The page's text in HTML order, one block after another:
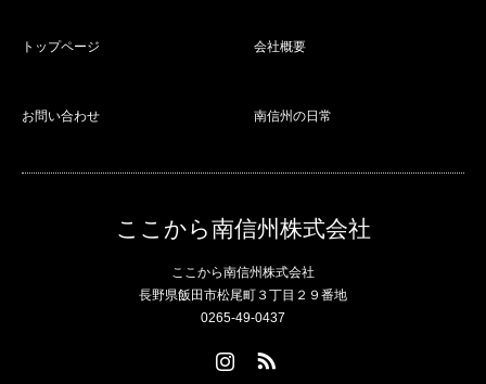
トップページ 会社概要
お問い合わせ 南信州の日常
ここから南信州株式会社
ここから南信州株式会社
長野県飯田市松尾町３丁目２９番地
0265-49-0437